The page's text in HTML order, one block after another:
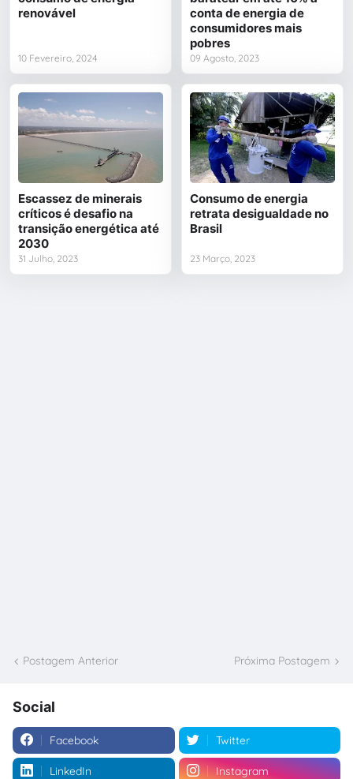
renovável
10 Fevereiro, 2024
conta de energia de
consumidores mais
pobres
09 Agosto, 2023
Escassez de minerais
críticos é desafio na
transição energética até
2030
31 Julho, 2023
Consumo de energia
retrata desigualdade no
Brasil
23 Março, 2023
Postagem Anterior Próxima Postagem
Social
Facebook Twitter
LinkedIn Instagram